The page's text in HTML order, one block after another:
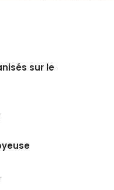
sur le